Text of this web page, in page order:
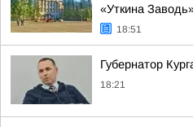
«Уткина
18:51
Губернатор
18:21